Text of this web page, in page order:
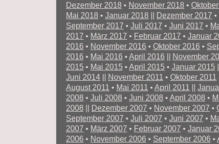
Dezember 2018 • November 2018 •
Mai 2018 • Januar 2018 Dezember 2017 •
September 2017 • Juli 2017 • Juni 2017 •
2017 • März 2017 • Februar 2017 • Januar
2016 • November 2016 • Oktober 2016 •
2016 • Mai 2016 • April 2016
November
2015 • Mai 2015 • April 2015 • Januar 2015
Juni 2014
November 2011 • Oktober 2011
August 2011 • Mai 2011 • April 2011
2008 • Juli 2008 • Juni 2008 • April 2008 •
2008
Dezember 2007 • November 2007 •
September 2007 • Juli 2007 • Juni 2007 •
2007 • März 2007 • Februar 2007 • Januar
2006 • November 2006 • September 2006 •